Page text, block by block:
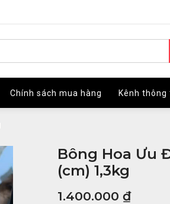
Chính sách mua hàng Kênh thông
Chính sách mua hàng Kênh thông
Bông Hoa Ưu
(cm) 1,3kg
1.400.000 ₫